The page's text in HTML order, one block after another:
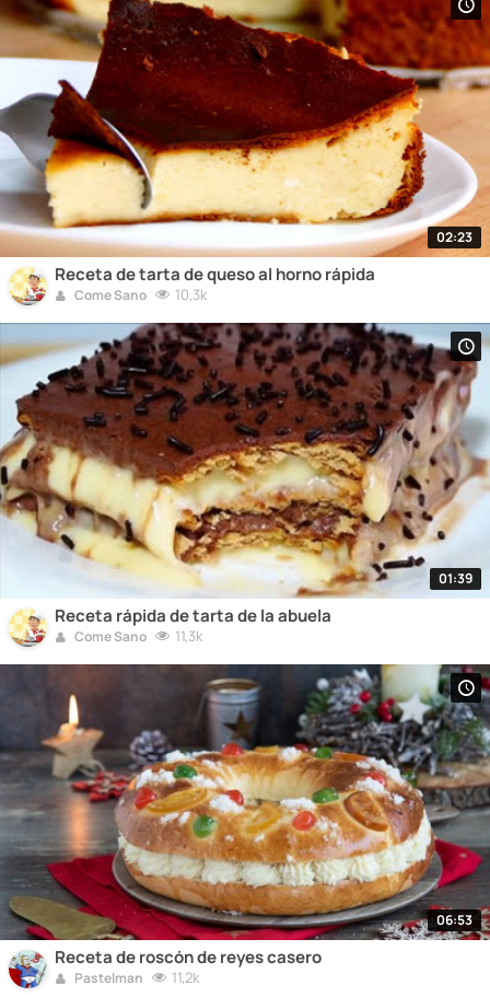
02:23
Receta de tarta de queso al horno rápida
Come Sano 10,3k
01:39
Receta rápida de tarta de la abuela
Come Sano 11,3k
06:53
Receta de roscón de reyes casero
Pastelman 11,2k